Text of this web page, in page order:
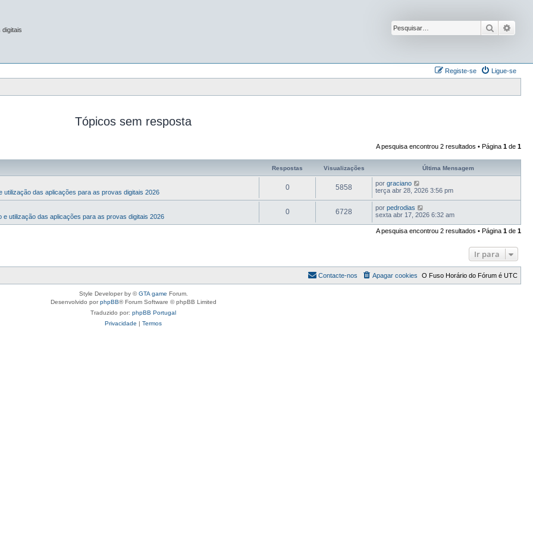
digitais Pesquisar
Ligue-se
Registe-se
Tópicos sem resposta
A pesquisa encontrou 2 resultados • Página 1 de 1
Respostas Visualizações Última Mensagem
utilização das aplicações para as provas digitais 2026
0 5858 por graciano
terça abr 28, 2026 3:56 pm
e utilização das aplicações para as provas digitais 2026
0 6728 por pedrodias
sexta abr 17, 2026 6:32 am
A pesquisa encontrou 2 resultados • Página 1 de 1
Ir para
O Fuso Horário do Fórum é UTC
Apagar cookies
Contacte-nos
Style Developer by ©GTA game Forum.
Desenvolvido porphpBB® Forum Software © phpBB Limited
Traduzido por: phpBB Portugal
Privacidade | Termos